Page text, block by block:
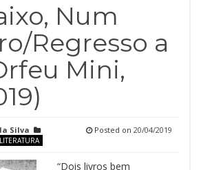
Num
Regresso a
Mini,
Silva
LITERATURA
Posted on 20/04/2019
“Dois livros bem